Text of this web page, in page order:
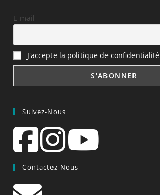
E-mail
J'accepte la politique de confidentialité
Suivez-Nous
Contactez-Nous